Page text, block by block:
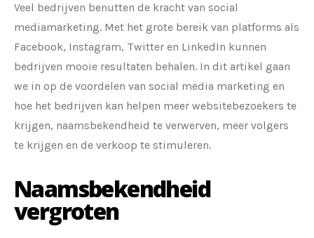
Veel bedrijven benutten de kracht van social
mediamarketing. Met het grote bereik van platforms als
Facebook, Instagram, Twitter en LinkedIn kunnen
bedrijven mooie resultaten behalen. In dit artikel gaan
we in op de voordelen van social media marketing en
hoe het bedrijven kan helpen meer websitebezoekers te
krijgen, naamsbekendheid te verwerven, meer volgers
te krijgen en de verkoop te stimuleren.
Naamsbekendheid
vergroten